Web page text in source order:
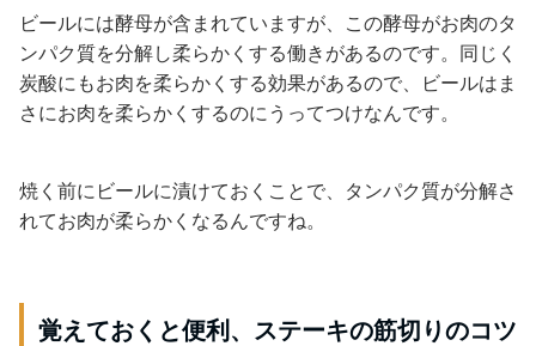
ビールには酵母が含まれていますが、この酵母がお肉のタ
ンパク質を分解し柔らかくする働きがあるのです。同じく
炭酸にもお肉を柔らかくする効果があるので、ビールはま
さにお肉を柔らかくするのにうってつけなんです。
焼く前にビールに漬けておくことで、タンパク質が分解さ
れてお肉が柔らかくなるんですね。
覚えておくと便利、ステーキの筋切りのコツ